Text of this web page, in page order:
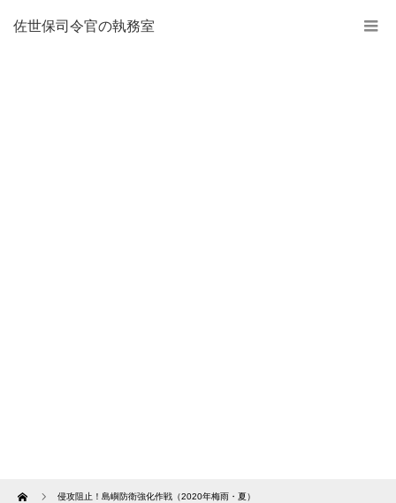
佐世保司令官の執務室
Home 侵攻阻止！島嶼防衛強化作戦（2020年梅雨・夏）